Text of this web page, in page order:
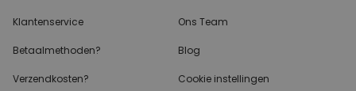
Klantenservice
Betaalmethoden?
Verzendkosten?
Ons Team
Blog
Cookie instellingen